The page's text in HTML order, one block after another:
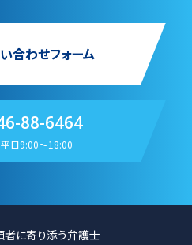
合わせフォーム
88-6464
平日9:00〜18:00
者に寄り添う弁護士